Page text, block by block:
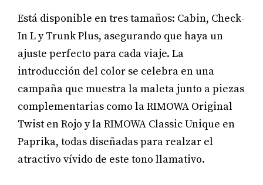
Está disponible en tres tamaños: Cabin, Check-
In L y Trunk Plus, asegurando que haya un
ajuste perfecto para cada viaje. La
introducción del color se celebra en una
campaña que muestra la maleta junto a piezas
complementarias como la RIMOWA Original
Twist en Rojo y la RIMOWA Classic Unique en
Paprika, todas diseñadas para realzar el
atractivo vívido de este tono llamativo.